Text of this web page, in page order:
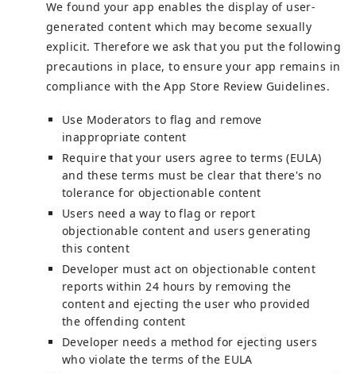
We found your app enables the display of user-
generated content which may become sexually
explicit. Therefore we ask that you put the following
precautions in place, to ensure your app remains in
compliance with the App Store Review Guidelines.
Use Moderators to flag and remove
inappropriate content
Require that your users agree to terms (EULA)
and these terms must be clear that there's no
tolerance for objectionable content
Users need a way to flag or report
objectionable content and users generating
this content
Developer must act on objectionable content
reports within 24 hours by removing the
content and ejecting the user who provided
the offending content
Developer needs a method for ejecting users
who violate the terms of the EULA